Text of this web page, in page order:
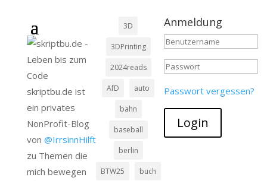
skriptbu.de ist
ein privates
NonProfit-Blog
von @IrrsinnHilft
zu Themen die
mich bewegen
3D
3DPrinting
2024reads
AfD auto
bahn
baseball
berlin
BTW25 buch
Anmeldung
Passwort vergessen?
Login